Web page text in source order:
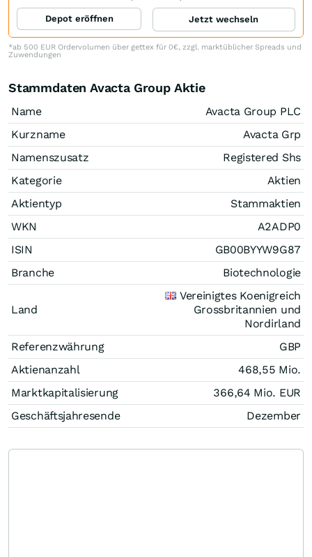
Depot eröffnen Jetzt wechseln
*ab 500 EUR Ordervolumen über gettex für 0€, zzgl. marktüblicher Spreads und
Zuwendungen
Stammdaten Avacta Group Aktie
Name
Avacta Group PLC
Kurzname
Avacta Grp
Namenszusatz
Registered Shs
Kategorie
Aktien
Aktientyp
Stammaktien
WKN
A2ADP0
ISIN
GB00BYYW9G87
Branche
Biotechnologie
Land
Vereinigtes Koenigreich
Grossbritannien und
Nordirland
Referenzwährung
GBP
Aktienanzahl
468,55 Mio.
Marktkapitalisierung
366,64 Mio. EUR
Geschäftsjahresende
Dezember